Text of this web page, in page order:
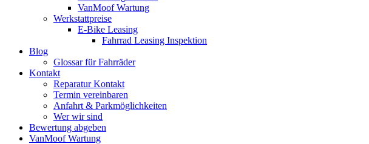
VanMoof Wartung
Werkstattpreise
E-Bike Leasing
Fahrrad Leasing Inspektion
Blog
Glossar für Fahrräder
Kontakt
Reparatur Kontakt
Termin vereinbaren
Anfahrt & Parkmöglichkeiten
Wer wir sind
Bewertung abgeben
VanMoof Wartung